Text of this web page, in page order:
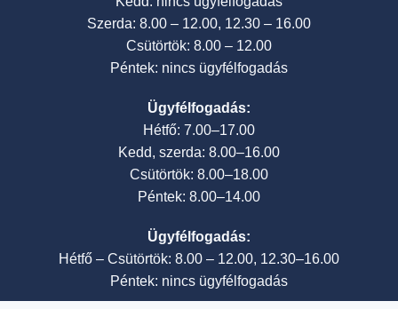
Szerda: 8.00 – 12.00, 12.30 – 16.00
Csütörtök: 8.00 – 12.00
Péntek: nincs ügyfélfogadás
Ügyfélfogadás:
Hétfő: 7.00–17.00
Kedd, szerda: 8.00–16.00
Csütörtök: 8.00–18.00
Péntek: 8.00–14.00
Ügyfélfogadás:
Hétfő – Csütörtök: 8.00 – 12.00, 12.30–16.00
Péntek: nincs ügyfélfogadás